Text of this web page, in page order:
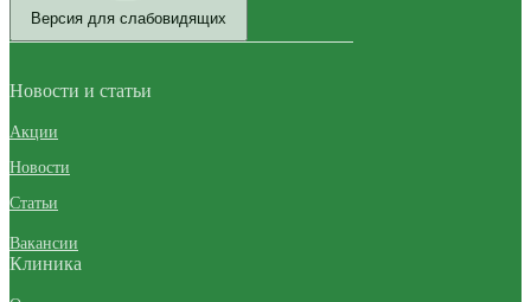
Версия для слабовидящих
Новости и статьи
Акции
Новости
Статьи
Вакансии
Клиника